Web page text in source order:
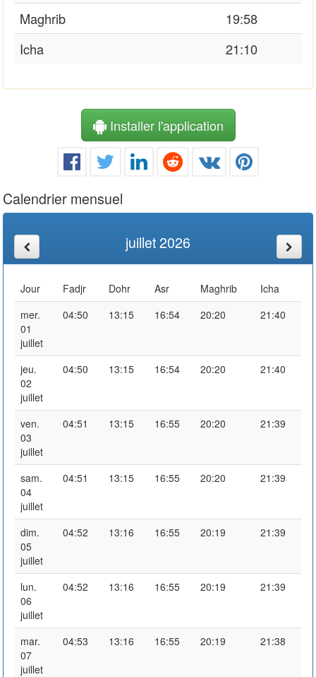
Maghrib
19:58
Icha
21:10
Installer l'application
Calendrier mensuel
juillet 2026
Jour Fadjr Dohr Asr Maghrib
Icha
mer.
01
juillet
04:50 13:15 16:54 20:20 21:40
jeu.
02
juillet
04:50 13:15 16:54 20:20 21:40
ven.
03
juillet
04:51 13:15 16:55 20:20 21:39
sam.
04
juillet
04:51 13:15 16:55 20:20 21:39
dim.
05
juillet
04:52 13:16 16:55 20:19 21:39
lun.
06
juillet
04:52 13:16 16:55 20:19 21:39
mar.
07
juillet
04:53 13:16 16:55 20:19 21:38